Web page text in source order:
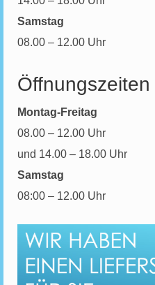
Samstag
08.00 – 12.00 Uhr
Montag-Freitag
08.00 – 12.00 Uhr
und 14.00 – 18.00 Uhr
Samstag
08:00 – 12.00 Uhr